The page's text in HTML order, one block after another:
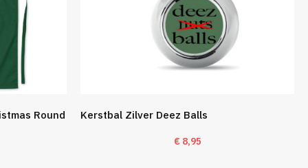
Round Kerstbal Zilver Deez Balls
€8,95